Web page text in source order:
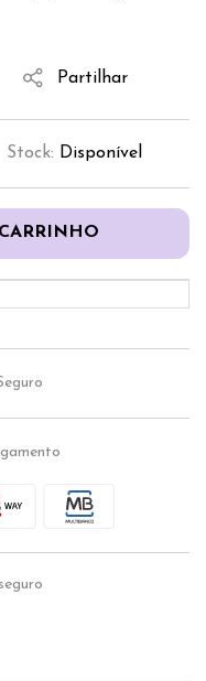
Partilhar
Stock: Disponível